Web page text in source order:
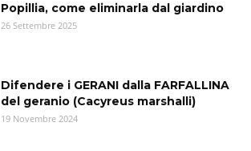
Popillia, come eliminarla dal giardino
26 Settembre 2025
Difendere i GERANI dalla FARFALLINA
del geranio (Cacyreus marshalli)
19 Novembre 2024